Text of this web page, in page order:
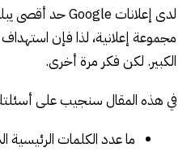
الكبير. لكن فكر مرة أخرى.
في هذه المقال سنجيب على
ما عدد الكلمات